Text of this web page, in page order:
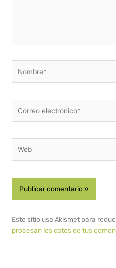
electrónico*
Este sitio usa Akismet para
procesan los datos de tus